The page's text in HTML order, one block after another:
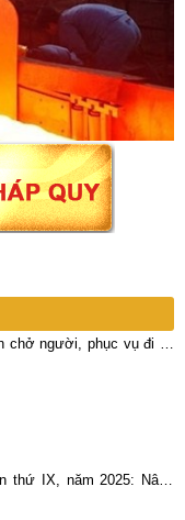
chở người, phục vụ đi lại
thứ IX, năm 2025: Nâng
trong sản xuất